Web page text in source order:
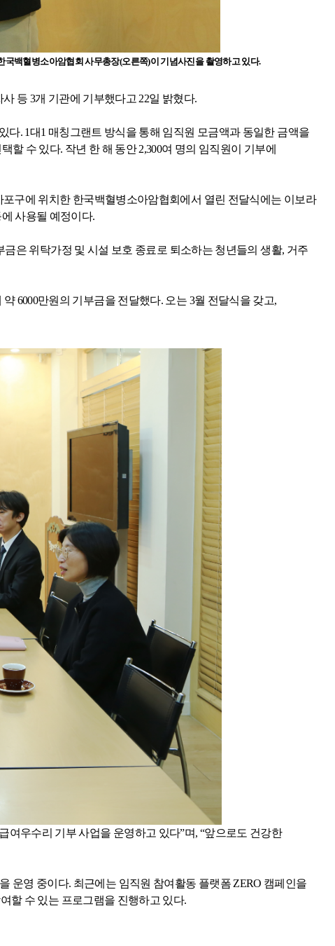
국백혈병소아암협회 사무총장(오른쪽)이 기념사진을 촬영하고 있다.
사 등 3개 기관에 기부했다고 22일 밝혔다.
다. 1대1 매칭그랜트 방식을 통해 임직원 모금액과 동일한 금액을
할 수 있다. 작년 한 해 동안2,300여 명의 임직원이 기부에
포구에 위치한 한국백혈병소아암협회에서 열린 전달식에는 이보라
사용될 예정이다.
금은 위탁가정 및 시설 보호 종료로 퇴소하는 청년들의 생활, 거주
약6000만원의 기부금을 전달했다. 오는 3월 전달식을 갖고,
여우수리 기부 사업을 운영하고 있다”며, “앞으로도 건강한
운영 중이다. 최근에는 임직원 참여활동 플랫폼ZERO 캠페인을
할 수 있는 프로그램을 진행하고 있다.